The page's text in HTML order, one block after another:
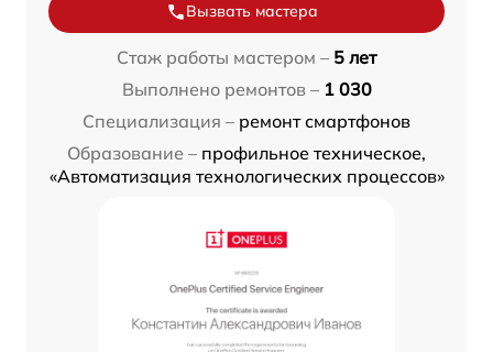
Вызвать мастера
Стаж работы мастером – 5 лет
Выполнено ремонтов – 1 030
Специализация – ремонт смартфонов
Образование – профильное техническое,
«Автоматизация технологических процессов»